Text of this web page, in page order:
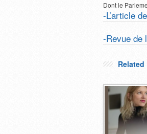
Dont le
-L’article
-Revue de